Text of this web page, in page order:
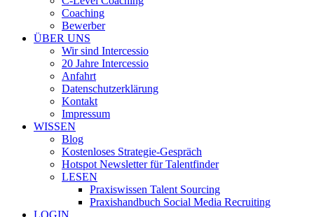
Coaching
Bewerber
ÜBER UNS
Wir sind Intercessio
20 Jahre Intercessio
Anfahrt
Datenschutzerklärung
Kontakt
Impressum
WISSEN
Blog
Kostenloses Strategie-Gespräch
Hotspot Newsletter für Talentfinder
LESEN
Praxiswissen Talent Sourcing
Praxishandbuch Social Media Recruiting
LOGIN